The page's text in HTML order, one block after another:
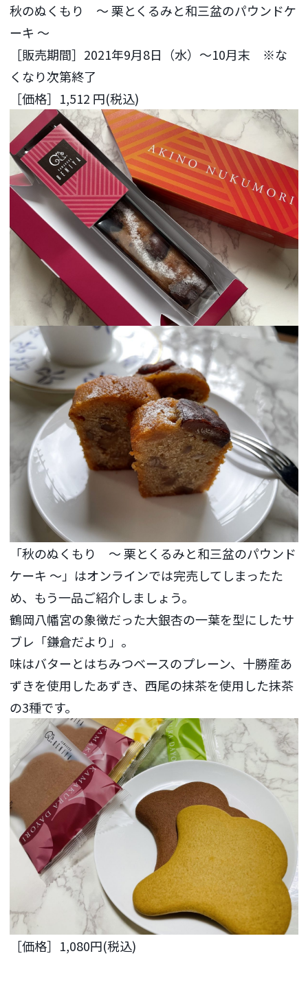
秋のぬくもり ～ 栗とくるみと和三盆のパウンドケ
ーキ ～
［販売期間］2021年9月8日（水）～10月末 ※な
くなり次第終了
［価格］1,512 円(税込)
「秋のぬくもり ～ 栗とくるみと和三盆のパウンド
ケーキ ～」はオンラインでは完売してしまったた
め、もう一品ご紹介しましょう。
鶴岡八幡宮の象徴だった大銀杏の一葉を型にしたサ
ブレ「鎌倉だより」。
味はバターとはちみつベースのプレーン、十勝産あ
ずきを使用したあずき、西尾の抹茶を使用した抹茶
の3種です。
［価格］1,080円(税込)